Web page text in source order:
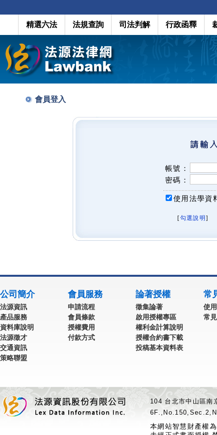
精選六法 法規查詢 司法判解 行政函釋
會員登入
帳號：
密碼：
使用法學資
[勾選說明 ]
公司簡介
法源資訊
產品服務
資料庫說明
法源徵才
交通資訊
策略聯盟
會員服務
申請流程
會員條款
授權費用
付款方式
論著授權
徵集論著
啟用授權專區
權利金計算說明
授權合約書下載
投稿基本資料表
常
使
常
104 台北市中山區
本網站智慧財產權